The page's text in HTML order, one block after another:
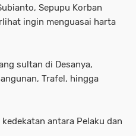
Sepupu Korban
ingin menguasai harta
sultan di Desanya,
Trafel, hingga
antara Pelaku dan